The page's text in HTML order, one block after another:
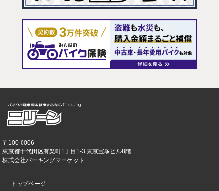
〒100-0006
東京都千代田区有楽町1丁目1-3 東京宝塚ビル8階
株式会社パーキングマーケット
トップページ